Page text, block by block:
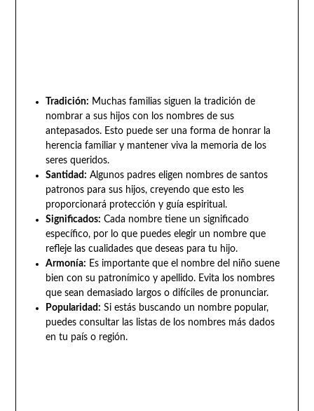
Tradición: Muchas familias siguen la tradición de
nombrar a sus hijos con los nombres de sus
antepasados. Esto puede ser una forma de honrar la
herencia familiar y mantener viva la memoria de los
seres queridos.
Santidad: Algunos padres eligen nombres de santos
patronos para sus hijos, creyendo que esto les
proporcionará protección y guía espiritual.
Significados: Cada nombre tiene un significado
específico, por lo que puedes elegir un nombre que
refleje las cualidades que deseas para tu hijo.
Armonía: Es importante que el nombre del niño suene
bien con su patronímico y apellido. Evita los nombres
que sean demasiado largos o difíciles de pronunciar.
Popularidad: Si estás buscando un nombre popular,
puedes consultar las listas de los nombres más dados
en tu país o región.